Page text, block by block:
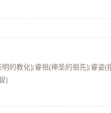
的教化);睿祖(神圣的祖先);睿姿(
)